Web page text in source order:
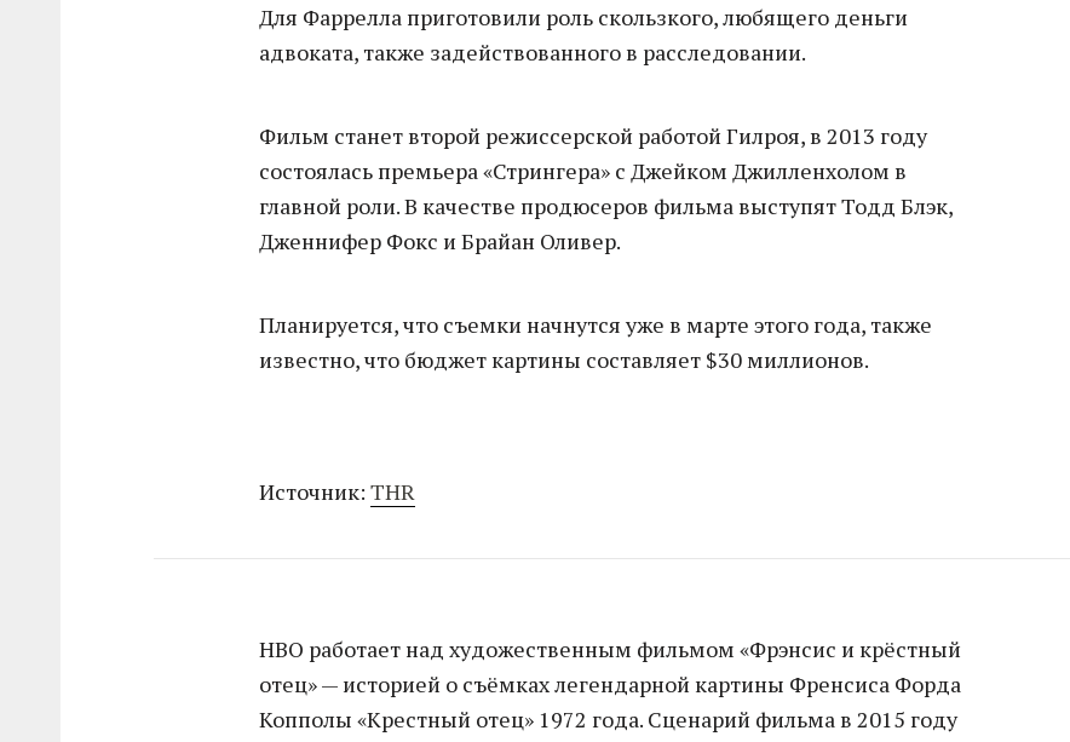
Для Фаррелла приготовили роль скользкого, любящего деньги
адвоката, также задействованного в расследовании.
Фильм станет второй режиссерской работой Гилроя, в 2013 году
состоялась премьера «Стрингера» с Джейком Джилленхолом в
главной роли. В качестве продюсеров фильма выступят Тодд Блэк,
Дженнифер Фокс и Брайан Оливер.
Планируется, что съемки начнутся уже в марте этого года, также
известно, что бюджет картины составляет $30 миллионов.
Источник:THR
HBO работает над художественным фильмом «Фрэнсис и крёстный
отец» — историей о съёмках легендарной картины Френсиса Форда
Копполы «Крестный отец» 1972 года. Сценарий фильма в 2015 году